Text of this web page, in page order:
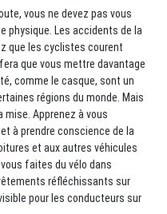
vous ne devez pas vous
physique. Les accidents de la
que les cyclistes courent
que vous mettre davantage
comme le casque, sont un
régions du monde. Mais
mise. Apprenez à vous
à prendre conscience de la
et aux autres véhicules
faites du vélo dans
réfléchissants sur
pour les conducteurs sur